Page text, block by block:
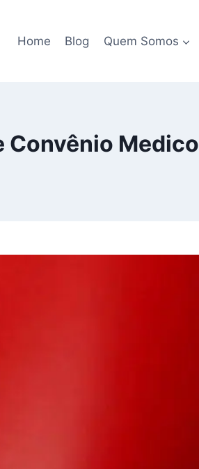
Home Blog Quem Somos
Convênio Medico